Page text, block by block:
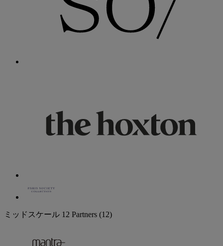
ミッドスケール 12 Partners (12)